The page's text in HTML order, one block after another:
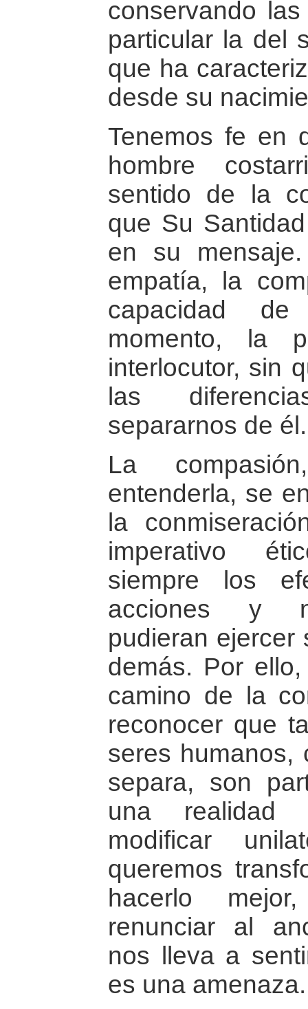
conservando
particular la del
que ha
desde su
Tenemos fe en
hombre
sentido de la
que Su
en su
empatía, la
capacidad
momento, la
interlocutor, sin
las
separarnos de él.
La
entenderla, se
la
imperativo
siempre los
acciones y
pudieran ejercer
demás. Por
camino de la
reconocer que
seres humanos,
separa, son
una realidad
modificar
queremos
hacerlo
renunciar al
nos lleva a
es una amenaza.